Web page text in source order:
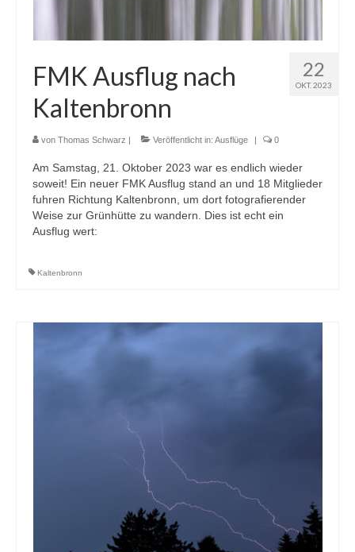
22
OKT. 2023
FMK Ausflug nach
Kaltenbronn
von Thomas Schwarz | Veröffentlicht in: Ausflüge | 0
Am Samstag, 21. Oktober 2023 war es endlich wieder
soweit! Ein neuer FMK Ausflug stand an und 18 Mitglieder
fuhren Richtung Kaltenbronn, um dort fotografierender
Weise zur Grünhütte zu wandern. Dies ist echt ein
Ausflug wert:
Kaltenbronn